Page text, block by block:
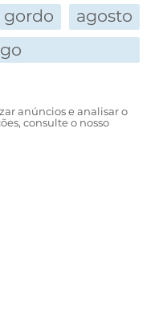
gordo
agosto
anúncios e analisar o
consulte o nosso